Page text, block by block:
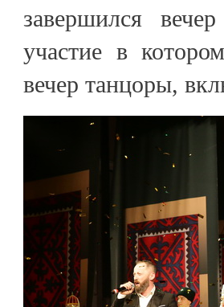
завершился
участие в
вечер танцоры,